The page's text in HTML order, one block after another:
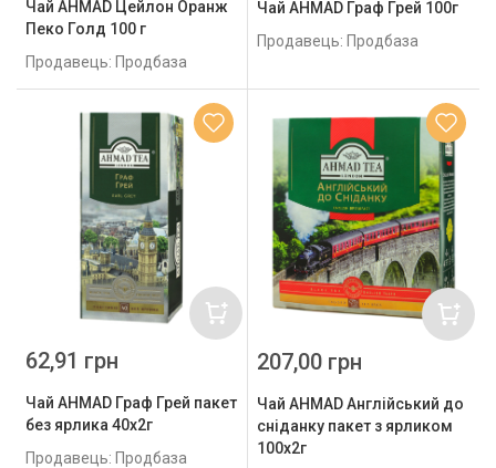
Чай AHMAD Цейлон Оранж
Пеко Голд 100 г
Продавець: Продбаза
Чай AHMAD Граф Грей 100г
Продавець: Продбаза
Чай AHMAD Граф Грей пакет
без ярлика 40х2г
Продавець: Продбаза
62,91 грн
Чай AHMAD Англійський до
сніданку пакет з ярликом
100х2г
207,00 грн